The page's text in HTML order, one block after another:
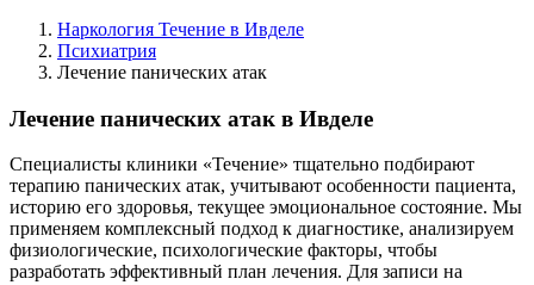
Наркология Течение в Ивделе
Психиатрия
Лечение панических атак
Лечение панических атак в Ивделе
Специалисты клиники «Течение» тщательно подбирают
терапию панических атак, учитывают особенности пациента,
историю его здоровья, текущее эмоциональное состояние. Мы
применяем комплексный подход к диагностике, анализируем
физиологические, психологические факторы, чтобы
разработать эффективный план лечения. Для записи на